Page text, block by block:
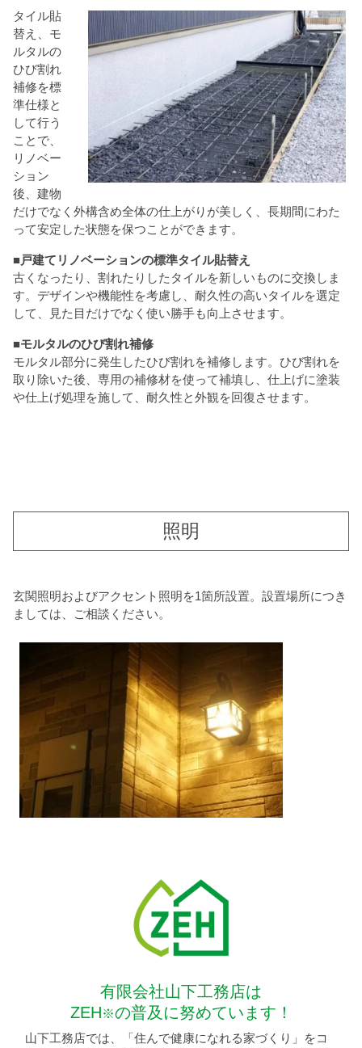
タイル貼
替え、モ
ルタルの
ひび割れ
補修を標
準仕様と
して行う
ことで、
リノベー
ション
後、建物
だけでなく外構含め全体の仕上がりが美しく、長期間にわた
って安定した状態を保つことができます。
■戸建てリノベーションの標準タイル貼替え
古くなったり、割れたりしたタイルを新しいものに交換しま
す。デザインや機能性を考慮し、耐久性の高いタイルを選定
して、見た目だけでなく使い勝手も向上させます。
■モルタルのひび割れ補修
モルタル部分に発生したひび割れを補修します。ひび割れを
取り除いた後、専用の補修材を使って補填し、仕上げに塗装
や仕上げ処理を施して、耐久性と外観を回復させます。
照明
玄関照明およびアクセント照明を1箇所設置。設置場所につき
ましては、ご相談ください。
有限会社山下工務店は
ZEH※の普及に努めています！
山下工務店では、「住んで健康になれる家づくり」をコ